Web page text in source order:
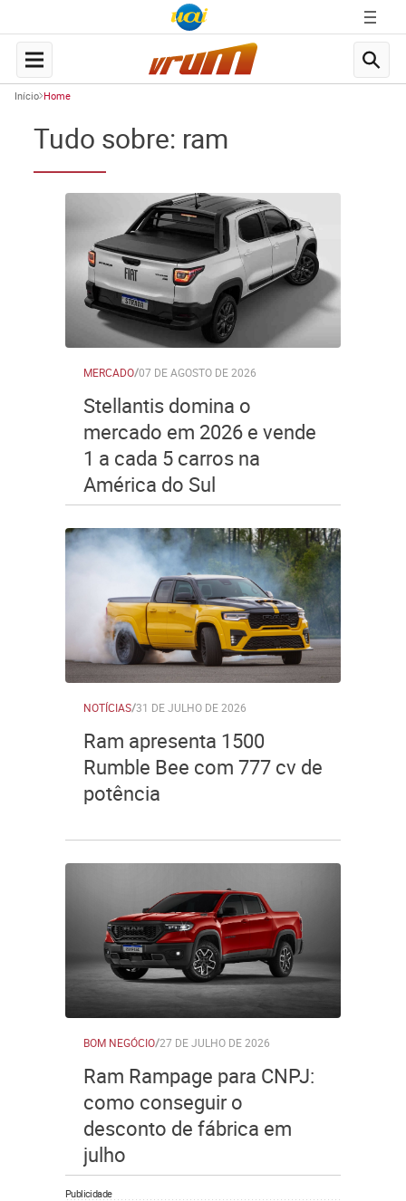
Início Home
Tudo sobre: ram
MERCADO/07 DE AGOSTO DE 2026
Stellantis domina o
mercado em 2026 e vende
1 a cada 5 carros na
América do Sul
NOTÍCIAS/31 DE JULHO DE 2026
Ram apresenta 1500
Rumble Bee com 777 cv de
potência
BOM NEGÓCIO/27 DE JULHO DE 2026
Ram Rampage para CNPJ:
como conseguir o
desconto de fábrica em
julho
Publicidade